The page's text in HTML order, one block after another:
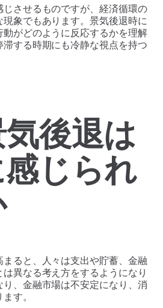
させるものですが、経済循環の
象でもあります。景気後退時に
がどのように反応するかを理解
する時期にも冷静な視点を持つ
後退は
じられ
ると、人々は支出や貯蓄、金融
異なる考え方をするようになり
、金融市場は不安定になり、消
す。